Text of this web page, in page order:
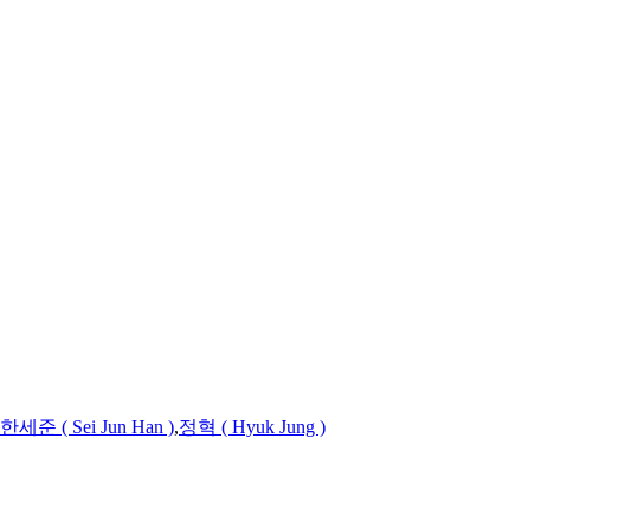
한세준 ( Sei Jun Han ),정혁 ( Hyuk Jung )